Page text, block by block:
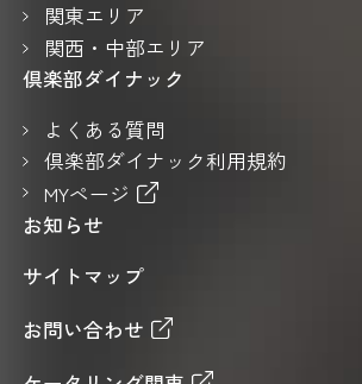
関東エリア
関西・中部エリア
倶楽部ダイナック
よくある質問
倶楽部ダイナック利用規約
MYページ
お知らせ
サイトマップ
お問い合わせ